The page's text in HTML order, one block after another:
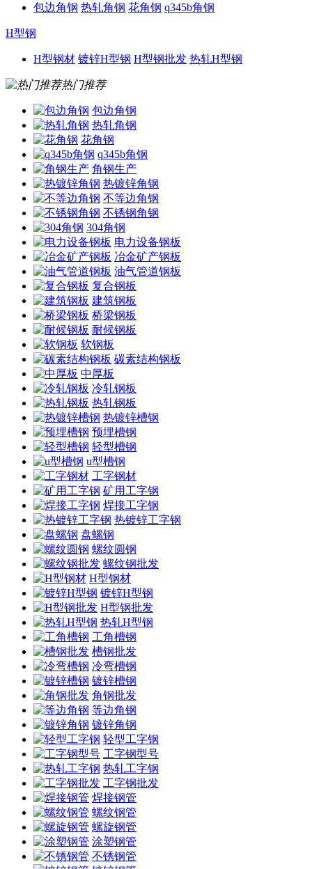
包边角钢 热轧角钢 花角钢 q345b角钢
H型钢
H型钢材 镀锌H型钢 H型钢批发 热轧H型钢
热门推荐
包边角钢
热轧角钢
花角钢
q345b角钢
角钢生产
热镀锌角钢
不等边角钢
不锈钢角钢
304角钢
电力设备钢板
冶金矿产钢板
油气管道钢板
复合钢板
建筑钢板
桥梁钢板
耐候钢板
软钢板
碳素结构钢板
中厚板
冷轧钢板
热轧钢板
热镀锌槽钢
预埋槽钢
轻型槽钢
u型槽钢
工字钢材
矿用工字钢
焊接工字钢
热镀锌工字钢
盘螺钢
螺纹圆钢
螺纹钢批发
H型钢材
镀锌H型钢
H型钢批发
热轧H型钢
工角槽钢
槽钢批发
冷弯槽钢
镀锌槽钢
角钢批发
等边角钢
镀锌角钢
轻型工字钢
工字钢型号
热轧工字钢
工字钢批发
焊接钢管
螺纹钢管
螺旋钢管
涂塑钢管
不锈钢管